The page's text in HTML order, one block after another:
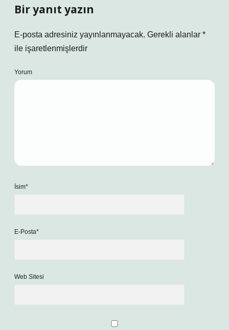
Bir yanıt yazın
E-posta adresiniz yayınlanmayacak. Gerekli alanlar *
ile işaretlenmişlerdir
Yorum
İsim*
E-Posta*
Web Sitesi